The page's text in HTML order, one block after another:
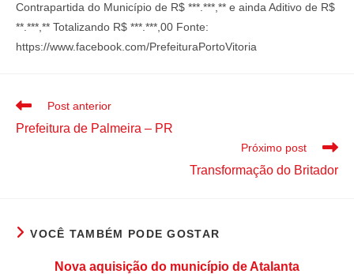
Contrapartida do Município de R$ ***.***,** e ainda Aditivo de R$
**.***,** Totalizando R$ ***.***,00 Fonte:
https://www.facebook.com/PrefeituraPortoVitoria
Post anterior
Prefeitura de Palmeira – PR
Próximo post
Transformação do Britador
VOCÊ TAMBÉM PODE GOSTAR
Nova aquisição do município de Atalanta